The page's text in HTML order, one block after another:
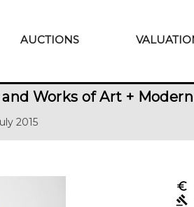
AUCTIONS
Works of Art +
2015
euro_symbol
gavel